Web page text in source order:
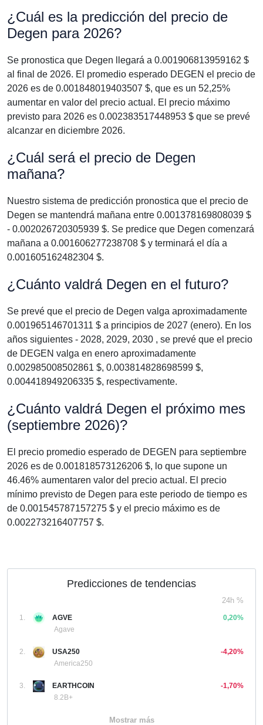
¿Cuál es la predicción del precio de
Degen para 2026?
Se pronostica que Degen llegará a 0.001906813959162 $
al final de 2026. El promedio esperado DEGEN el precio de
2026 es de 0.001848019403507 $, que es un 52,25%
aumentar en valor del precio actual. El precio máximo
previsto para 2026 es 0.002383517448953 $ que se prevé
alcanzar en diciembre 2026.
¿Cuál será el precio de Degen
mañana?
Nuestro sistema de predicción pronostica que el precio de
Degen se mantendrá mañana entre 0.001378169808039 $
- 0.002026720305939 $. Se predice que Degen comenzará
mañana a 0.001606277238708 $ y terminará el día a
0.001605162482304 $.
¿Cuánto valdrá Degen en el futuro?
Se prevé que el precio de Degen valga aproximadamente
0.001965146701311 $ a principios de 2027 (enero). En los
años siguientes - 2028, 2029, 2030 , se prevé que el precio
de DEGEN valga en enero aproximadamente
0.002985008502861 $, 0.003814828698599 $,
0.004418949206335 $, respectivamente.
¿Cuánto valdrá Degen el próximo mes
(septiembre 2026)?
El precio promedio esperado de DEGEN para septiembre
2026 es de 0.001818573126206 $, lo que supone un
46.46% aumentaren valor del precio actual. El precio
mínimo previsto de Degen para este periodo de tiempo es
de 0.001545787157275 $ y el precio máximo es de
0.002273216407757 $.
Predicciones de tendencias
24h %
1.
AGVE
Agave
0,20%
2.
USA250
America250
-4,20%
3.
EARTHCOIN
8.2B+
-1,70%
Mostrar más